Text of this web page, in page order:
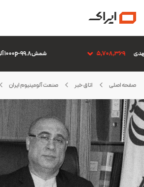
5,708,369
صفحه اصلی اتاق خبر صنعت آلومینیوم ایران